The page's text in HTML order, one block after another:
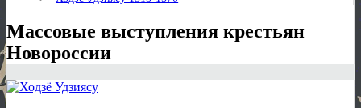
Массовые выступления крестьян
Новороссии